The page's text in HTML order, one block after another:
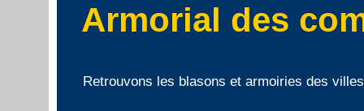
Armorial des
Retrouvons les blasons et armoiries des